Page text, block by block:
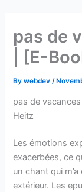
contentpas de
| [E-
Bywebdev /
pas de vacances
Heitz
Les émotions
exacerbées, ce
un chant qui
extérieur. Les